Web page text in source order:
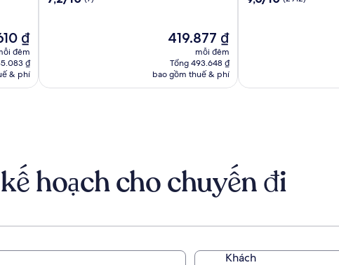
₫
đêm
₫
& phí
Giá
tại
là
419.877 ₫
419.877 ₫
mỗi đêm
Tổng 493.648 ₫
bao gồm thuế & phí
hoạch cho chuyến đi
Khách